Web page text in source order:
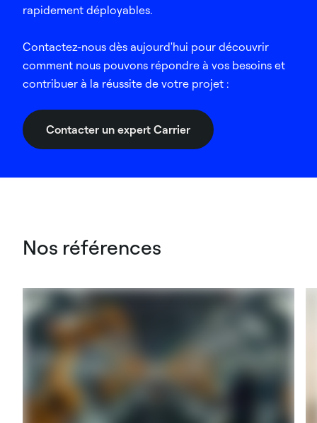
rapidement déployables.
Contactez-nous dès aujourd'hui pour découvrir
comment nous pouvons répondre à vos besoins et
contribuer à la réussite de votre projet :
Contacter un expert Carrier
Nos références